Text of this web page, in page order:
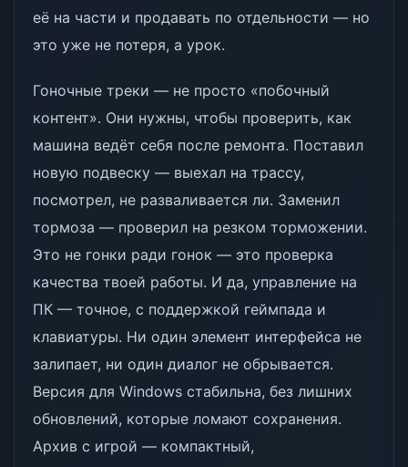
её на части и продавать по отдельности — но
это уже не потеря, а урок.
Гоночные треки — не просто «побочный
контент». Они нужны, чтобы проверить, как
машина ведёт себя после ремонта. Поставил
новую подвеску — выехал на трассу,
посмотрел, не разваливается ли. Заменил
тормоза — проверил на резком торможении.
Это не гонки ради гонок — это проверка
качества твоей работы. И да, управление на
ПК — точное, с поддержкой геймпада и
клавиатуры. Ни один элемент интерфейса не
залипает, ни один диалог не обрывается.
Версия для Windows стабильна, без лишних
обновлений, которые ломают сохранения.
Архив с игрой — компактный,